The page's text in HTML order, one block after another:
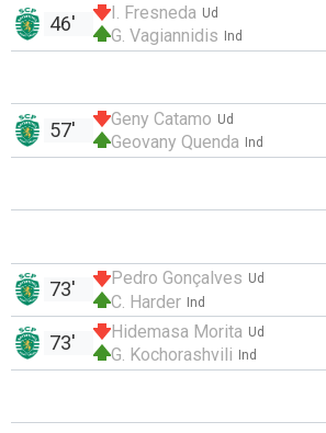
Ud
I. Fresneda
Ind
G. Vagiannidis
46'
Ud
Geny Catamo
Ind
Geovany Quenda
57'
Ud
Pedro Gonçalves
Ind
C. Harder
73'
Ud
Hidemasa Morita
Ind
G. Kochorashvili
73'